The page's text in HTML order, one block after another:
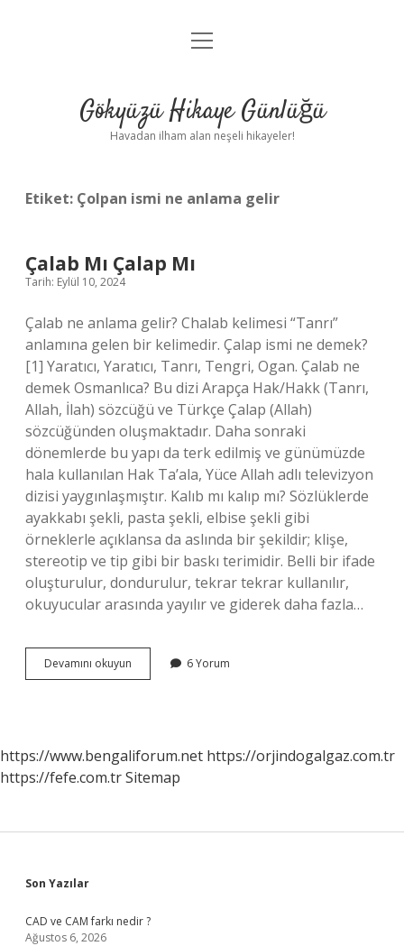
Anasayfa
Yasal Uyarı
menüyü
Gökyüzü Hikaye Günlüğü
Havadan ilham alan neşeli hikayeler!
Etiket: Çolpan ismi ne anlama gelir
Çalab Mı Çalap Mı
Tarih: Eylül 10, 2024
Çalab ne anlama gelir? Chalab kelimesi “Tanrı”
anlamına gelen bir kelimedir. Çalap ismi ne demek?
[1] Yaratıcı, Yaratıcı, Tanrı, Tengri, Ogan. Çalab ne
demek Osmanlıca? Bu dizi Arapça Hak/Hakk (Tanrı,
Allah, İlah) sözcüğü ve Türkçe Çalap (Allah)
sözcüğünden oluşmaktadır. Daha sonraki
dönemlerde bu yapı da terk edilmiş ve günümüzde
hala kullanılan Hak Ta’ala, Yüce Allah adlı televizyon
dizisi yaygınlaşmıştır. Kalıb mı kalıp mı? Sözlüklerde
ayakkabı şekli, pasta şekli, elbise şekli gibi
örneklerle açıklansa da aslında bir şekildir; klişe,
stereotip ve tip gibi bir baskı terimidir. Belli bir ifade
oluşturulur, dondurulur, tekrar tekrar kullanılır,
okuyucular arasında yayılır ve giderek daha fazla…
Devamını okuyun
Mı
6 Yorum
https://www.bengaliforum.net https://orjindogalgaz.com.tr
https://fefe.com.trSitemap
Sidebar
Son Yazılar
CAD ve CAM farkı nedir ?
Ağustos 6, 2026